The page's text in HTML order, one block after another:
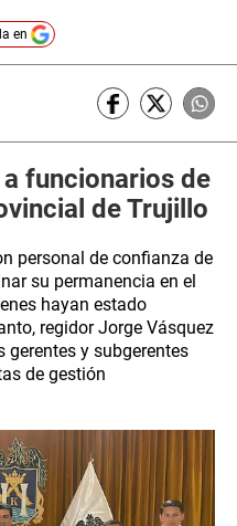
en
funcionarios de
de Trujillo
personal de confianza de
su permanencia en el
hayan estado
regidor Jorge Vásquez
gerentes y subgerentes
de gestión